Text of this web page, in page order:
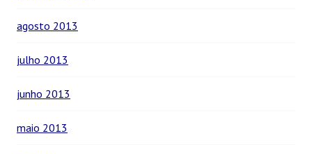
agosto 2013
julho 2013
junho 2013
maio 2013